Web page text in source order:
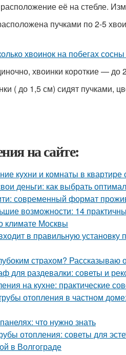
её на стебле.
пучками по 2-5
хвоинки короткие — до
( до 1,5 см) сидят пучками,
на сайте:
кухни и комнаты в квартире
деньги: как выбрать
современный формат
возможности: 14
климате Москвы
в правильную установку
страхом? Рассказываю
для раздевалки: советы и
на кухне: практические
отопления в частном
что нужно знать
отопления: советы для
в Волгограде